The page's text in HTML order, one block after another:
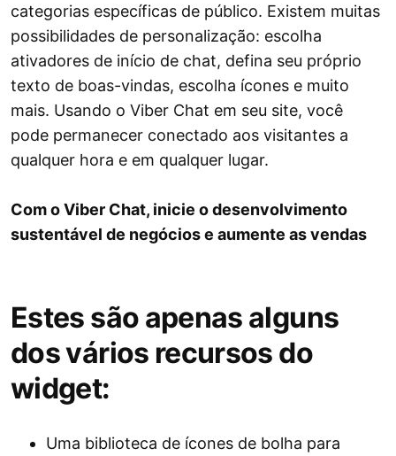
categorias específicas de público. Existem muitas
possibilidades de personalização: escolha
ativadores de início de chat, defina seu próprio
texto de boas-vindas, escolha ícones e muito
mais. Usando o Viber Chat em seu site, você
pode permanecer conectado aos visitantes a
qualquer hora e em qualquer lugar.
Com o Viber Chat, inicie o desenvolvimento
sustentável de negócios e aumente as vendas
Estes são apenas alguns
dos vários recursos do
widget:
Uma biblioteca de ícones de bolha para